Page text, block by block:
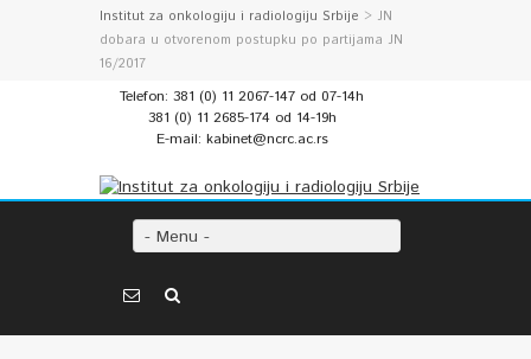
Institut za onkologiju i radiologiju Srbije > JN
dobara u otvorenom postupku po partijama JN
16/2017
Telefon: 381 (0) 11 2067-147 od 07-14h
381 (0) 11 2685-174 od 14-19h
E-mail: kabinet@ncrc.ac.rs
- Menu -